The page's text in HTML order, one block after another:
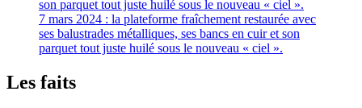
7 mars 2024 : la plateforme fraîchement restaurée avec
ses balustrades métalliques, ses bancs en cuir et son
parquet tout juste huilé sous le nouveau « ciel ».
Les faits